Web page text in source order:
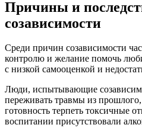
Причины и
созависимости
Среди причин созависимости
контролю и желание помочь
с низкой самооценкой и
Люди, испытывающие
переживать травмы из
готовность терпеть токсичные
воспитании присутствовали